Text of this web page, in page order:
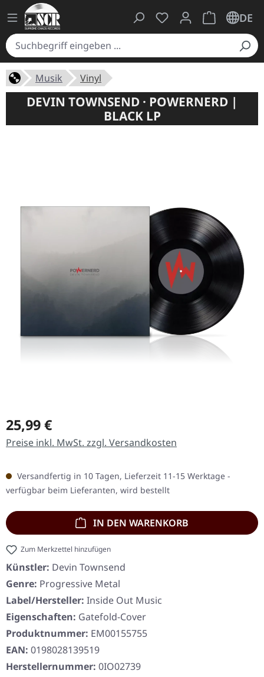
Du hast 0 Produkte
Warenkorb
DE
Musik Vinyl
DEVIN TOWNSEND · POWERNERD |
BLACK LP
Regulärer Preis:
25,99 €
Preise inkl. MwSt. zzgl. Versandkosten
Versandfertig in 10 Tagen, Lieferzeit 11-15 Werktage -
verfügbar beim Lieferanten, wird bestellt
IN DEN WARENKORB
Zum Merkzettel hinzufügen
Künstler: Devin Townsend
Genre: Progressive Metal
Label/Hersteller: Inside Out Music
Eigenschaften: Gatefold-Cover
Produktnummer: EM00155755
EAN: 0198028139519
Herstellernummer: 0IO02739